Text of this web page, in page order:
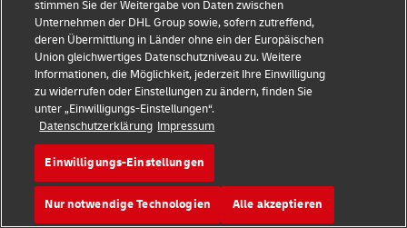
Zwei der begehrtesten Preise in der Formel 1® werden von
DHL vergeben: Am Ende jeder Saison wird der Fahrer mit
den meisten schnellsten Runden in der Saison mit dem DHL
Fastest Lap Award ausgezeichnet, und der DHL Fastest Pit
Stop Award geht an das Team mit den konstant schnellsten
Boxenstopps in der Meisterschaft. Wie die Siegtrophäe für
den DHL Fastest Pit Stop Award aussehen soll, wird in
einem jährlichen Designwettbewerb für Fans entschieden.
DHL ist stolz darauf, die Rennserie zu unterstützen und
stimmen Sie der Weitergabe von Daten zwischen
Unternehmen der DHL Group sowie, sofern zutreffend,
deren Übermittlung in Länder ohne ein der Europäischen
Union gleichwertiges Datenschutzniveau zu. Weitere
Informationen, die Möglichkeit, jederzeit Ihre Einwilligung
zu widerrufen oder Einstellungen zu ändern, finden Sie
unter „Einwilligungs-Einstellungen“.
Datenschutzerklärung Impressum
Einwilligungs-Einstellungen
Nur notwendige Technologien Alle akzeptieren